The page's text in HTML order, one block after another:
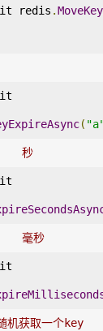
redis .
(
秒
毫秒
机获取一个key